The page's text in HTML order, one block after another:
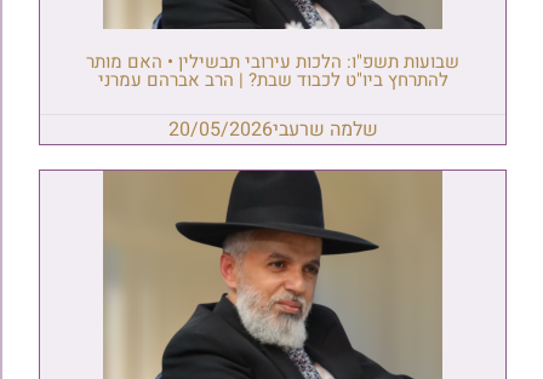
שבועות תשפ"ו: הלכות עירובי תבשילין • האם מותר
להתרחץ ביו"ט לכבוד שבת? | הרב אברהם עמרני
שלמה שרעבי20/05/2026